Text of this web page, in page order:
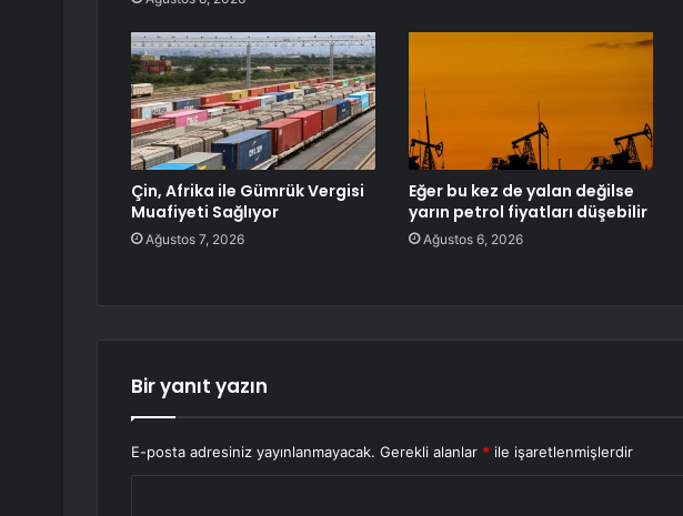
Çin, Afrika ile Gümrük Vergisi
Muafiyeti Sağlıyor
Ağustos 7, 2026
Eğer bu kez de yalan değilse
yarın petrol fiyatları düşebilir
Ağustos 6, 2026
Bir yanıt yazın
E-posta adresiniz yayınlanmayacak. Gerekli alanlar * ile işaretlenmişlerdir